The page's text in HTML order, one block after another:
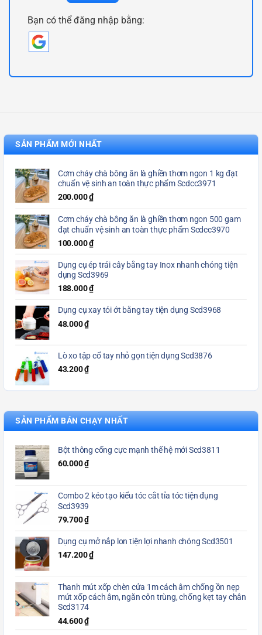
Bạn có thể đăng nhập bằng:
SẢN PHẨM MỚI NHẤT
Cơm cháy chà bông ăn là ghiền thơm ngon 1 kg đạt
chuẩn vệ sinh an toàn thực phẩm Scdcc3971
200.000₫
Cơm cháy chà bông ăn là ghiền thơm ngon 500 gam
đạt chuẩn vệ sinh an toàn thực phẩm Scdcc3970
100.000₫
Dụng cụ ép trái cây bằng tay Inox nhanh chóng tiện
dụng Scd3969
188.000₫
Dụng cụ xay tỏi ớt bằng tay tiện dụng Scd3968
48.000₫
Lò xo tập cổ tay nhỏ gọn tiện dụng Scd3876
43.200₫
SẢN PHẨM BÁN CHẠY NHẤT
Bột thông cống cực mạnh thế hệ mới Scd3811
60.000₫
Combo 2 kéo tạo kiểu tóc cắt tỉa tóc tiện đụng
Scd3939
79.700₫
Dụng cụ mở nắp lon tiện lợi nhanh chóng Scd3501
147.200₫
Thanh mút xốp chèn cửa 1m cách âm chống ồn nẹp
mút xốp cách âm, ngăn côn trùng, chống kẹt tay chân
Scd3174
44.600₫